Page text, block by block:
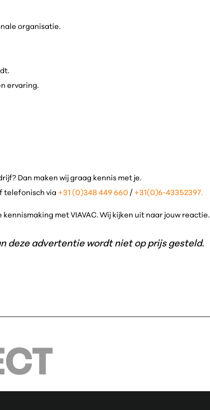
organisatie.
ervaring.
Dan maken wij graag kennis met je.
telefonisch via +31 (0)348 449 660 / +31(0)6-43352397.
met VIAVAC. Wij kijken uit naar jouw reactie.
deze advertentie wordt niet op prijs gesteld.